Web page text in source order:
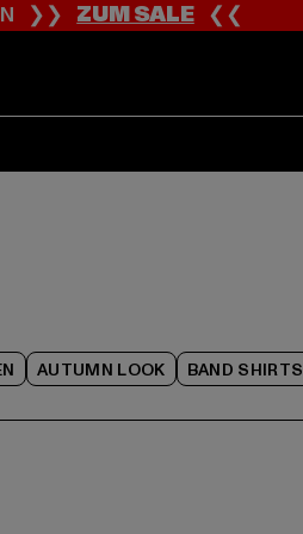
❯❯ZUM SALE❮❮
AUTUMN LOOK BAND SHIRTS